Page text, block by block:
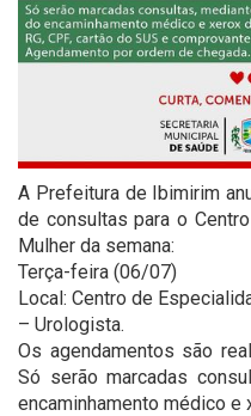
A Prefeitura de Ibimirim
de consultas para o
Mulher da semana:
Terça-feira (06/07)
Local: Centro de
– Urologista.
Os agendamentos são
Só serão marcadas
encaminhamento médico e